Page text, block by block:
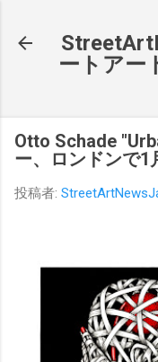
ートアー
Otto Schade
ー、ロンドンで1
投稿者: